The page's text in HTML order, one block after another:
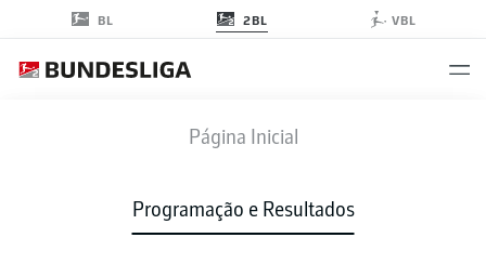
BL 2BL VBL
Página Inicial
Programação e Resultados
SVD WOB